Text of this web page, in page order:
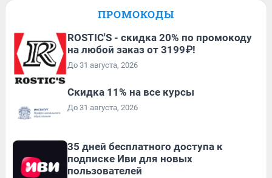
ПРОМОКОДЫ
ROSTIC'S - скидка 20% по промокоду
на любой заказ от 3199₽!
До 31 августа, 2026
Скидка 11% на все курсы
До 31 августа, 2026
35 дней бесплатного доступа к
подписке Иви для новых
пользователей